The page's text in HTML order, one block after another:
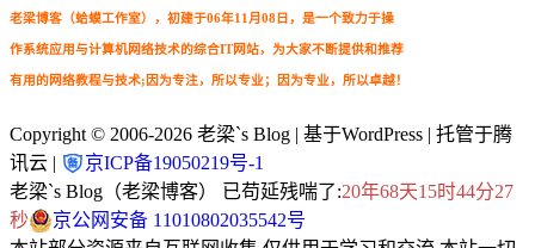
老梁博客（蛤蟆工作室），初建于06年11月08日，是一个致力于操
作系统应用与计算机网络技术的综合IT网站，为大家不断提供和推荐
有用的网络教程与技术;因为专注，所以专业；因为专业，所以卓越！
Copyright © 2006-2026 老梁`s Blog | 基于WordPress | 托管于腾
讯云 |
京ICP备19050219号-1
老梁`s Blog（老梁博客） 已苟延残喘了:20年68天15时44分28
秒
京公网安备 11010802035542号